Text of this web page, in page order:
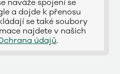
naváže spojení se
a dojde k přenosu
se také soubory
najdete v našich
údajů.